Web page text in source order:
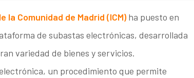
Comunidad de Madrid (ICM)ha puesto en
de subastas electrónicas, desarrollada
variedad de bienes y servicios.
un procedimiento que permite